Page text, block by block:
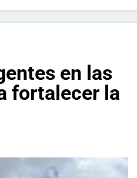
en las
fortalecer la